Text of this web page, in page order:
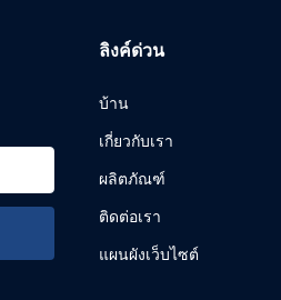
ลิงค์ด่วน
บ้าน
เกี่ยวกับเรา
ผลิตภัณฑ์
ติดต่อเรา
แผนผังเว็บไซต์